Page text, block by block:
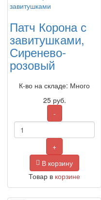
Патч Корона с
завитушками,
Сиренево-
розовый
К-во на складе: Много
25 руб.
-
+
В корзину
Товар в корзине